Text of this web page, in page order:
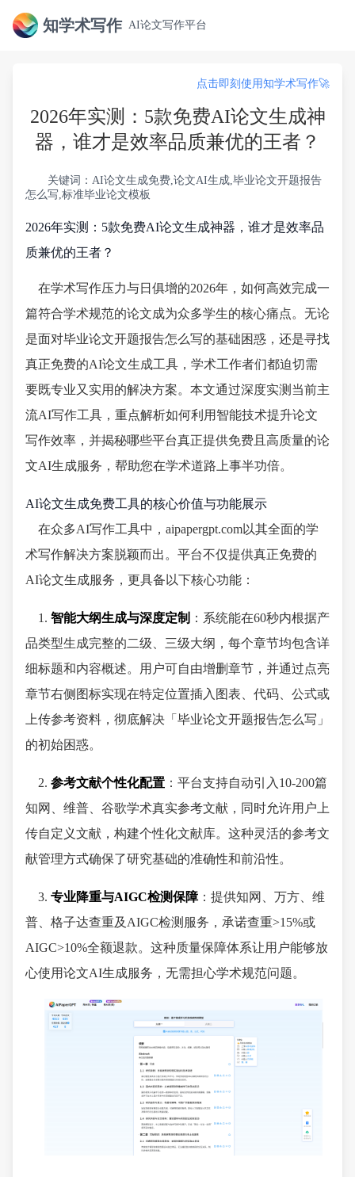
知学术写作 AI论文写作平台
点击即刻使用知学术写作🚀
2026年实测：5款免费AI论文生成神
器，谁才是效率品质兼优的王者？
关键词：AI论文生成免费,论文AI生成,毕业论文开题报告
怎么写,标准毕业论文模板
2026年实测：5款免费AI论文生成神器，谁才是效率品
质兼优的王者？
在学术写作压力与日俱增的2026年，如何高效完成一
篇符合学术规范的论文成为众多学生的核心痛点。无论
是面对毕业论文开题报告怎么写的基础困惑，还是寻找
真正免费的AI论文生成工具，学术工作者们都迫切需
要既专业又实用的解决方案。本文通过深度实测当前主
流AI写作工具，重点解析如何利用智能技术提升论文
写作效率，并揭秘哪些平台真正提供免费且高质量的论
文AI生成服务，帮助您在学术道路上事半功倍。
AI论文生成免费工具的核心价值与功能展示
在众多AI写作工具中，aipapergpt.com以其全面的学
术写作解决方案脱颖而出。平台不仅提供真正免费的
AI论文生成服务，更具备以下核心功能：
1. 智能大纲生成与深度定制 ：系统能在60秒内根据产
品类型生成完整的二级、三级大纲，每个章节均包含详
细标题和内容概述。用户可自由增删章节，并通过点亮
章节右侧图标实现在特定位置插入图表、代码、公式或
上传参考资料，彻底解决「毕业论文开题报告怎么写」
的初始困惑。
2. 参考文献个性化配置 ：平台支持自动引入10-200篇
知网、维普、谷歌学术真实参考文献，同时允许用户上
传自定义文献，构建个性化文献库。这种灵活的参考文
献管理方式确保了研究基础的准确性和前沿性。
3. 专业降重与AIGC检测保障：提供知网、万方、维
普、格子达查重及AIGC检测服务，承诺查重>15%或
AIGC>10%全额退款。这种质量保障体系让用户能够放
心使用论文AI生成服务，无需担心学术规范问题。